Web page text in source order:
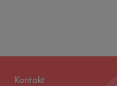
Kontakt